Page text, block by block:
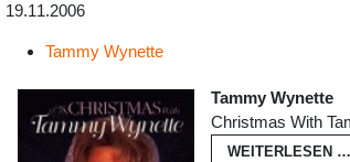
19.11.2006
Tammy Wynette
Tammy Wynette
Christmas With
WEITERLESEN …